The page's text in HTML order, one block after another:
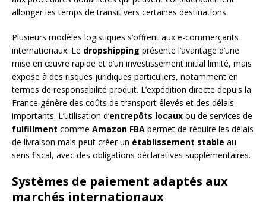
allonger les temps de transit vers certaines destinations.
Plusieurs modèles logistiques s’offrent aux e-commerçants
internationaux. Le dropshipping présente l’avantage d’une
mise en œuvre rapide et d’un investissement initial limité, mais
expose à des risques juridiques particuliers, notamment en
termes de responsabilité produit. L’expédition directe depuis la
France génère des coûts de transport élevés et des délais
importants. L’utilisation d’entrepôts locaux ou de services de
fulfillment comme Amazon FBA permet de réduire les délais
de livraison mais peut créer un établissement stable au
sens fiscal, avec des obligations déclaratives supplémentaires.
Systèmes de paiement adaptés aux
marchés internationaux